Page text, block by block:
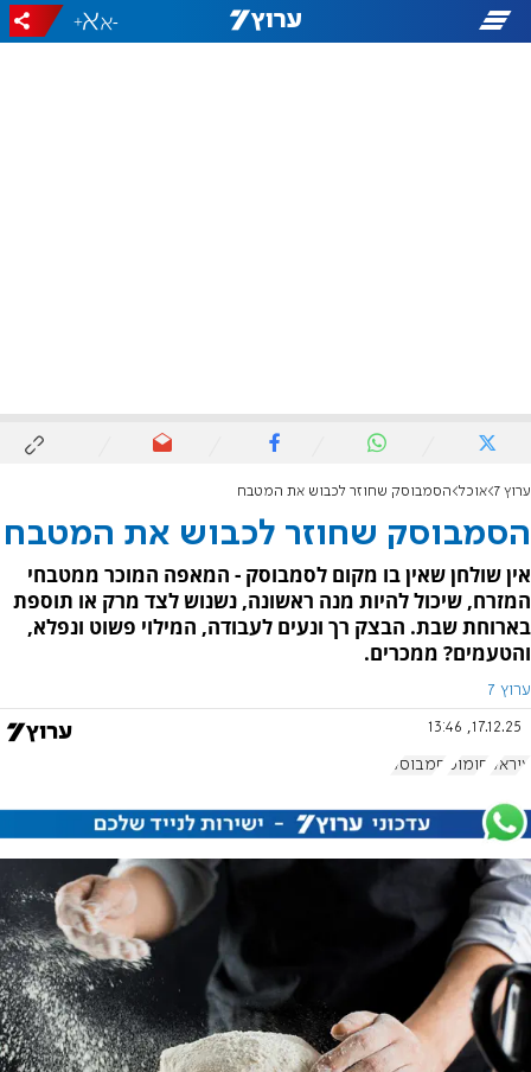
-
+
ערוץ 7 אוכל הסמבוסק שחוזר לכבוש את המטבח
הסמבוסק שחוזר לכבוש את המטבח
אין שולחן שאין בו מקום לסמבוסק - המאפה המוכר ממטבחי
המזרח, שיכול להיות מנה ראשונה, נשנוש לצד מרק או תוספת
בארוחת שבת. הבצק רך ונעים לעבודה, המילוי פשוט ונפלא,
והטעמים? ממכרים.
ערוץ 7
17.12.25, 13:46
עיראק חומוס סמבוסק